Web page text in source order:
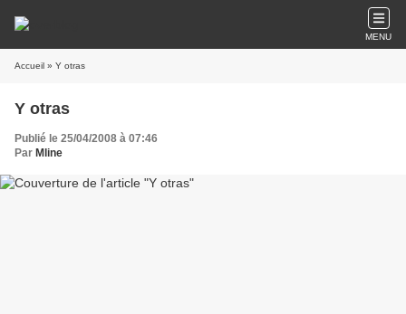
MENU
Accueil » Y otras
Y otras
Publié le 25/04/2008 à 07:46
Par Mline